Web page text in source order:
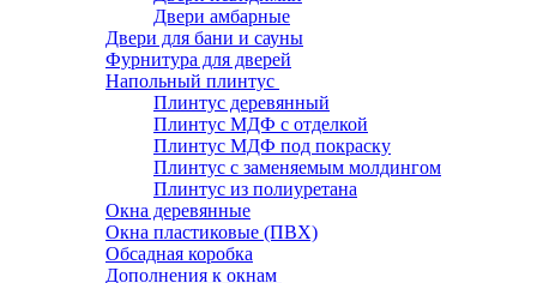
Двери амбарные
Двери для бани и сауны
Фурнитура для дверей
Напольный плинтус
Плинтус деревянный
Плинтус МДФ с отделкой
Плинтус МДФ под покраску
Плинтус с заменяемым молдингом
Плинтус из полиуретана
Окна деревянные
Окна пластиковые (ПВХ)
Обсадная коробка
Дополнения к окнам